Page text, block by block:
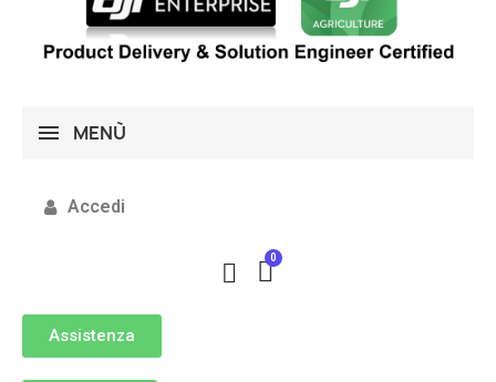
MENÙ
Accedi
Assistenza